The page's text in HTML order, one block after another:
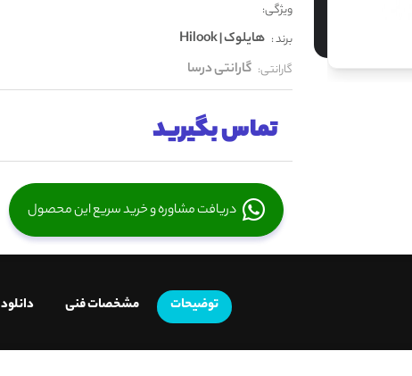
ویژگی:
برند : هایلوک | Hilook
گارانتی: گارانتی درسا
تماس بگیرید
دریافت مشاوره و خرید سریع این محصول
توضیحات مشخصات فنی دانلود